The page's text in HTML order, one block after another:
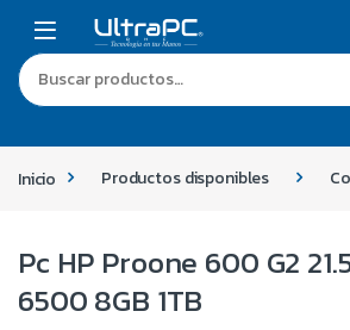
Inicio Productos disponibles
Pc HP Proone 600 G2
6500 8GB 1TB